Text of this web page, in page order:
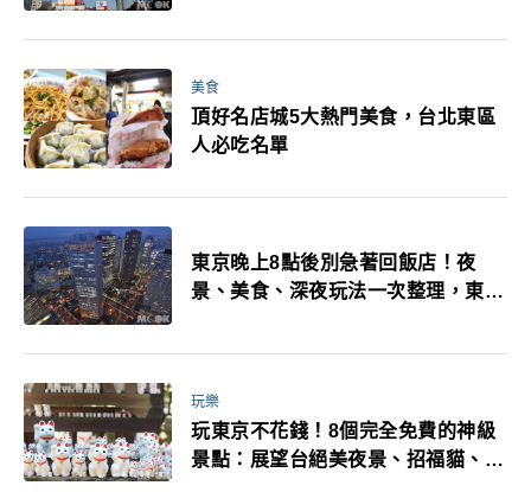
美食
頂好名店城5大熱門美食，台北東區
人必吃名單
東京晚上8點後別急著回飯店！夜
景、美食、深夜玩法一次整理，東京
玩樂
玩東京不花錢！8個完全免費的神級
景點：展望台絕美夜景、招福貓、皇